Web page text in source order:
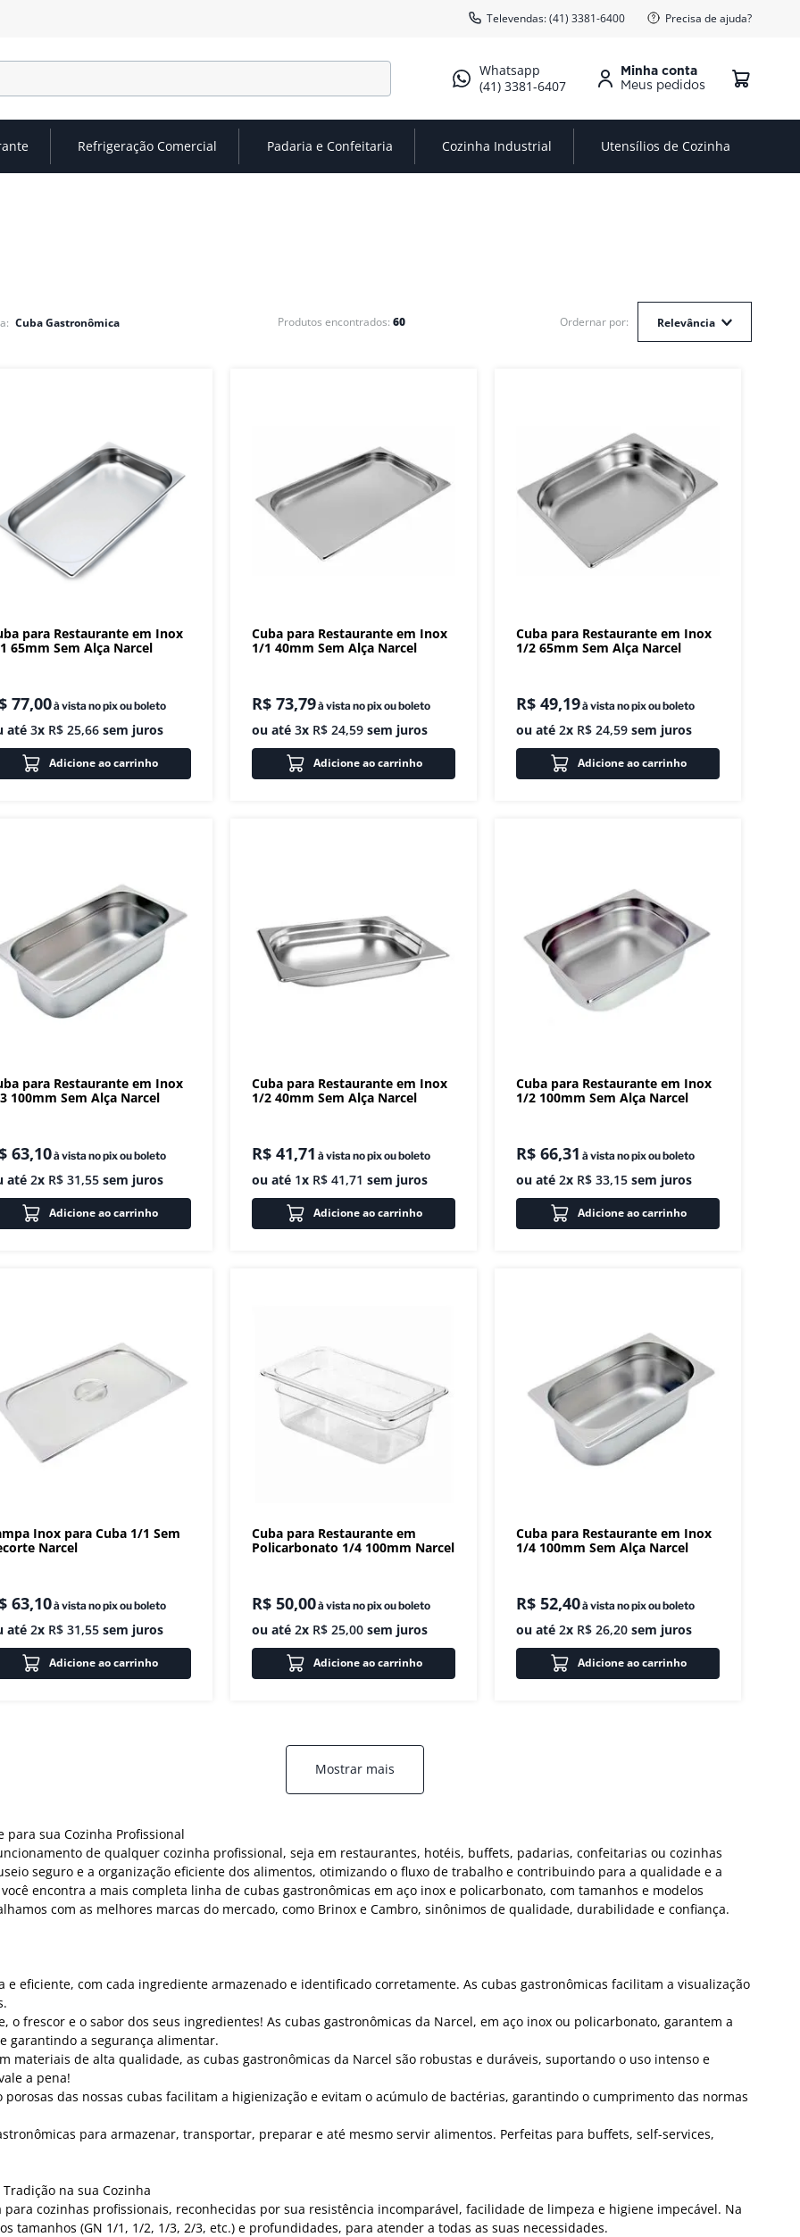
Televendas: (41) 3381-6400 Precisa de ajuda?
(41) 3381-6407
Minha conta
Refrigeração Comercial Padaria e Confeitaria Cozinha Industrial Utensílios de Cozinha
Cuba Gastronômica 60 Relevância
para Restaurante em Inox
65mm Sem Alça Narcel
77,00à vista no pix ou boleto
até3x R$ 25,66 sem juros
Adicione ao carrinho
Cuba para Restaurante em Inox
1/1 40mm Sem Alça Narcel
R$ 73,79à vista no pix ou boleto
ou até3x R$ 24,59 sem juros
Adicione ao carrinho
Cuba para Restaurante em Inox
1/2 65mm Sem Alça Narcel
R$ 49,19à vista no pix ou boleto
ou até 2x R$ 24,59 sem juros
Adicione ao carrinho
para Restaurante em Inox
100mm Sem Alça Narcel
63,10à vista no pix ou boleto
até2x R$ 31,55 sem juros
Adicione ao carrinho
Cuba para Restaurante em Inox
1/2 40mm Sem Alça Narcel
R$ 41,71 à vista no pix ou boleto
ou até 1x R$ 41,71 sem juros
Adicione ao carrinho
Cuba para Restaurante em Inox
1/2 100mm Sem Alça Narcel
R$ 66,31 à vista no pix ou boleto
ou até 2x R$ 33,15 sem juros
Adicione ao carrinho
Inox para Cuba 1/1 Sem
Narcel
63,10à vista no pix ou boleto
até2x R$ 31,55 sem juros
Adicione ao carrinho
Cuba para Restaurante em
Policarbonato 1/4 100mm Narcel
R$ 50,00à vista no pix ou boleto
ou até2x R$ 25,00 sem juros
Adicione ao carrinho
Cuba para Restaurante em Inox
1/4 100mm Sem Alça Narcel
R$ 52,40à vista no pix ou boleto
ou até 2x R$ 26,20 sem juros
Adicione ao carrinho
Mostrar mais
sua Cozinha Profissional
de qualquer cozinha profissional, seja em restaurantes, hotéis, buffets, padarias, confeitarias ou cozinhas
seguro e a organização eficiente dos alimentos, otimizando o fluxo de trabalho e contribuindo para a qualidade e a
encontra a mais completa linha de cubas gastronômicas em aço inox e policarbonato, com tamanhos e modelos
com as melhores marcas do mercado, como Brinox e Cambro, sinônimos de qualidade, durabilidade e confiança.
eficiente, com cada ingrediente armazenado e identificado corretamente. As cubas gastronômicas facilitam a visualização
o frescor e o sabor dos seus ingredientes! As cubas gastronômicas da Narcel, em aço inox ou policarbonato, garantem a
garantindo a segurança alimentar.
materiais de alta qualidade, as cubas gastronômicas da Narcel são robustas e duráveis, suportando o uso intenso e
a pena!
das nossas cubas facilitam a higienização e evitam o acúmulo de bactérias, garantindo o cumprimento das normas
para armazenar, transportar, preparar e até mesmo servir alimentos. Perfeitas para buffets, self-services,
na sua Cozinha
para cozinhas profissionais, reconhecidas por sua resistência incomparável, facilidade de limpeza e higiene impecável. Na
tamanhos (GN 1/1, 1/2, 1/3, 2/3, etc.) e profundidades, para atender a todas as suas necessidades.